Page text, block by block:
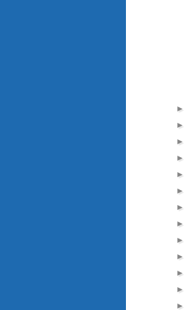
►
►
►
►
►
►
►
►
►
►
►
►
►